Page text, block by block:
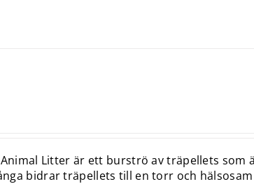
Litter är ett burströ av träpellets som
bidrar träpellets till en torr och